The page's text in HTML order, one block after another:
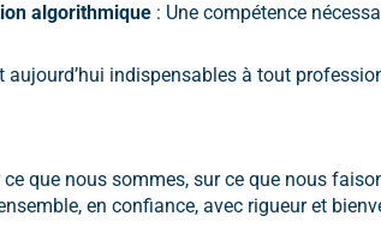
algorithmique : Une compétence
indispensables à tout
que nous sommes, sur ce que nous
en confiance, avec rigueur et